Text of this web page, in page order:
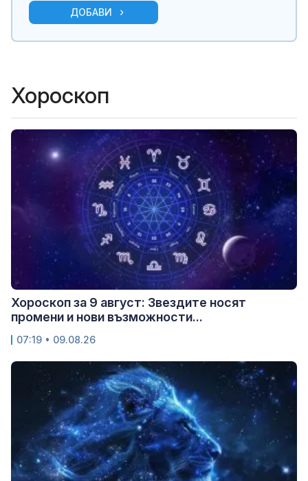
ДОБАВИ
Хороскоп
Хороскоп за 9 август: Звездите носят
промени и нови възможности...
07:19 • 09.08.26